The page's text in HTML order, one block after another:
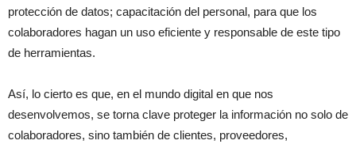
protección de datos; capacitación del personal, para que los
colaboradores hagan un uso eficiente y responsable de este tipo
de herramientas.
Así, lo cierto es que, en el mundo digital en que nos
desenvolvemos, se torna clave proteger la información no solo de
colaboradores, sino también de clientes, proveedores,